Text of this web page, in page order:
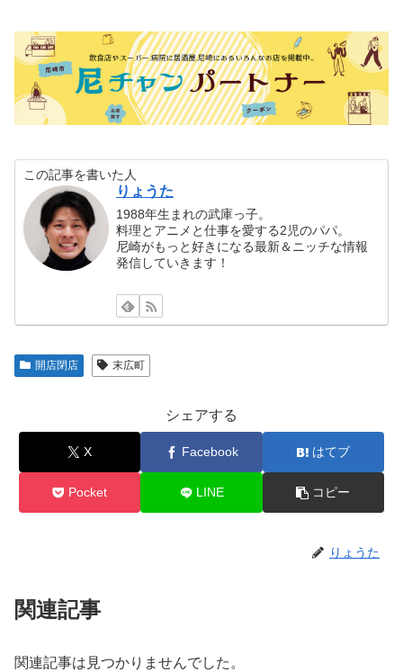
この記事を書いた人
りょうた
1988年生まれの武庫っ子。
料理とアニメと仕事を愛する2児のパパ。
尼崎がもっと好きになる最新＆ニッチな情報
発信していきます！
開店閉店 末広町
シェアする
X Facebook はてブ
Pocket LINE コピー
りょうた
関連記事
関連記事は見つかりませんでした。